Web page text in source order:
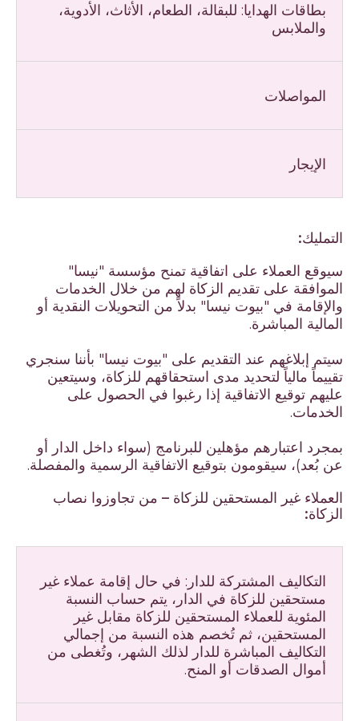
بطاقات الهدايا: للبقالة، الطعام، الأثاث، الأدوية،
والملابس
المواصلات
الإيجار
التمليك:
سيوقع العملاء على اتفاقية تمنح مؤسسة "نيسا"
الموافقة على تقديم الزكاة لهم من خلال الخدمات
والإقامة في "بيوت نيسا" بدلاً من التحويلات النقدية أو
المالية المباشرة.
سيتم إبلاغهم عند التقديم على "بيوت نيسا" بأننا سنجري
تقييماً مالياً لتحديد مدى استحقاقهم للزكاة، وسيتعين
عليهم توقيع الاتفاقية إذا رغبوا في الحصول على
الخدمات.
بمجرد اعتبارهم مؤهلين للبرنامج (سواء داخل الدار أو
عن بُعد)، سيقومون بتوقيع الاتفاقية الرسمية والمفصلة.
العملاء غير المستحقين للزكاة – من تجاوزوا نصاب
الزكاة:
التكاليف المشتركة للدار: في حال إقامة عملاء غير
مستحقين للزكاة في الدار، يتم حساب النسبة
المئوية للعملاء المستحقين للزكاة مقابل غير
المستحقين، ثم تُخصم هذه النسبة من إجمالي
التكاليف المباشرة للدار لذلك الشهر، وتُغطى من
أموال الصدقات أو المنح.